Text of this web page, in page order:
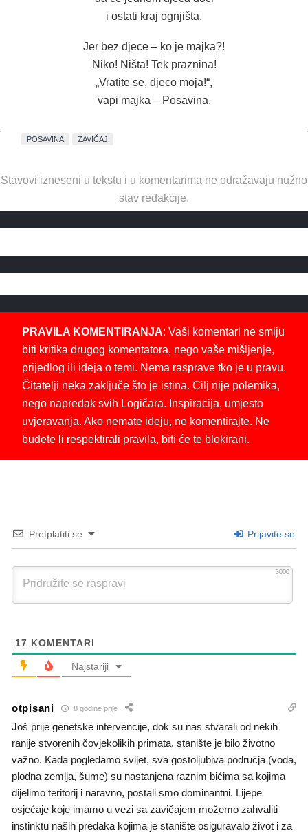
i ostati kraj ognjišta.
Jer bez djece – ko je majka?!
Niko! Ništa! Tek praznina!
„Vratite se, djeco moja!“,
vapi majka – Posavina.
POSAVINA ZAVIČAJ
Stavovi izneseni u tekstu i u komentarima ne odražavaju nužno
stav redakcije.
PRAVILA KOMENTIRANJA: Vaši komentari ne smiju
biti kritika drugog komentatora, nego vaše mišljenje,
prijedlog ili ideja o temi. Nema rasprave tko je u pravu.
Čitatelji neka zaključe što je istina. Cilj nije polemika,
nego napredak svih Logičara. Inspiracija, umjesto
uvjeravanja. Ako nemate ideju, ne komentirajte. Ne
budete li respektirali pravila, biti će te blokirani.
Pretplatiti se Prijavite se
3000
17 KOMENTARI
Najstariji
otpisani 8 godine prije
Još prije genetske intervencije, dok su nas stvarali od nekih
ranije stvorenih čovjekolikih primata, stanište je bilo životno
važno. Kada pogledamo svijet, sva gostoljubiva područja (voda,
plodna zemlja, šume) su nastanjena raznim bićima sa kojima
dijelimo teritorij i naravno, postali smo dominantni. Lijepe
osjećaje koje imamo u vezi sa zavičajem možemo zahvaliti
instinktu naših predaka kojima je stanište osiguravalo život i za